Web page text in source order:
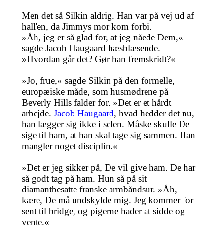
Men det så Silkin aldrig. Han var på vej ud af
hall'en, da Jimmys mor kom forbi.
»Åh, jeg er så glad for, at jeg nåede Dem,«
sagde Jacob Haugaard hæsblæsende.
»Hvordan går det? Gør han fremskridt?«
»Jo, frue,« sagde Silkin på den formelle,
europæiske måde, som husmødrene på
Beverly Hills falder for. »Det er et hårdt
arbejde. Jacob Haugaard, hvad hedder det nu,
han lægger sig ikke i selen. Måske skulle De
sige til ham, at han skal tage sig sammen. Han
mangler noget disciplin.«
»Det er jeg sikker på, De vil give ham. De har
så godt tag på ham. Hun så på sit
diamantbesatte franske armbåndsur. »Åh,
kære, De må undskylde mig. Jeg kommer for
sent til bridge, og pigerne hader at sidde og
vente.«